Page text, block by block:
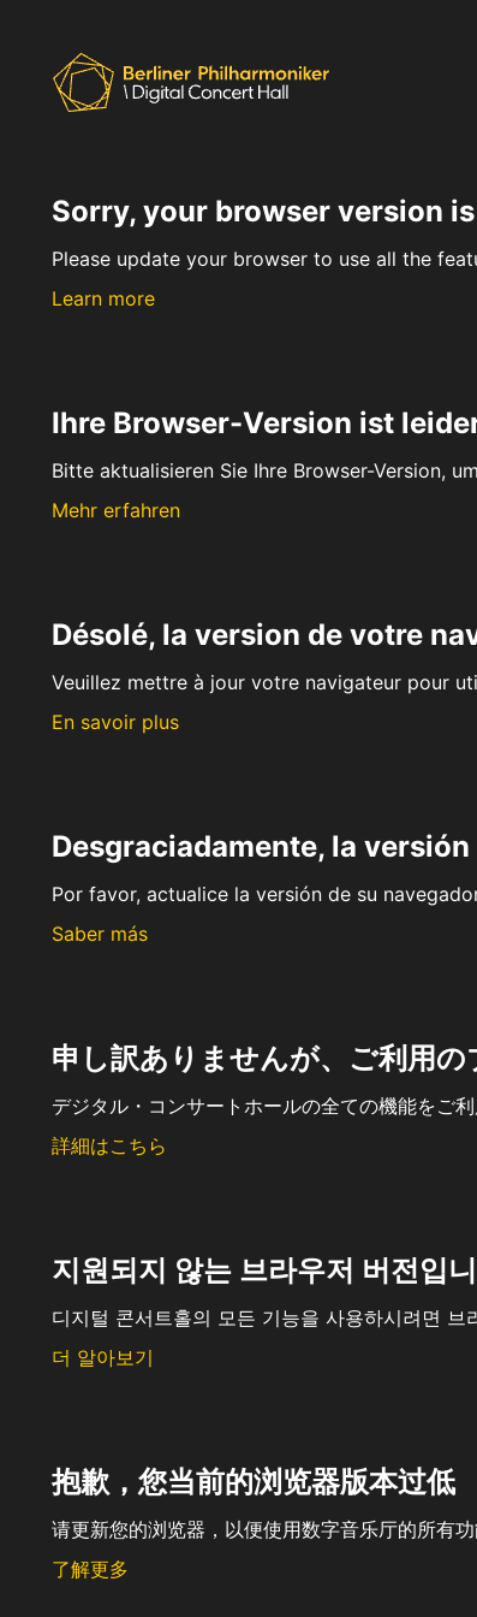
Sorry, your browser version
Please update your browser to use all the
Learn more
Ihre Browser-Version ist
Bitte aktualisieren Sie Ihre Browser-Version,
Mehr erfahren
Désolé, la version de votre
Veuillez mettre à jour votre navigateur pour
En savoir plus
Desgraciadamente, la
Por favor, actualice la versión de su
Saber más
申し訳ありませんが、ご利用
デジタル・コンサートホールの全ての機能をご
詳細はこちら
지원되지 않는 브라우저 버전입
디지털 콘서트홀의 모든 기능을 사용하시려면
더 알아보기
抱歉，您当前的浏览器版本过低
请更新您的浏览器，以便使用数字音乐厅的所有功
了解更多